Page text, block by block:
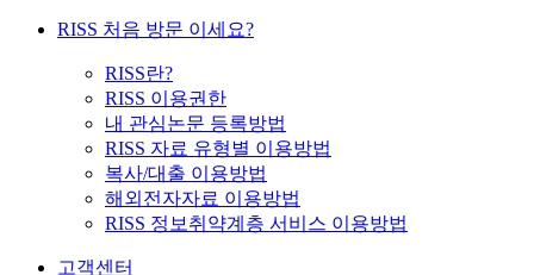
RISS 처음 방문 이세요?
RISS란?
RISS 이용권한
내 관심논문 등록방법
RISS 자료 유형별 이용방법
복사/대출 이용방법
해외전자자료 이용방법
RISS 정보취약계층 서비스 이용방법
고객센터